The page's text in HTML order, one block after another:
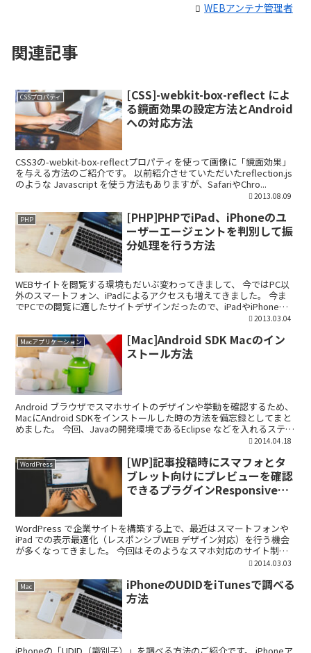
WEBアンテナ管理者
関連記事
CSSプロパティ
[CSS]-webkit-box-reflect によ
る鏡面効果の設定方法とAndroid
への対応方法
CSS3の-webkit-box-reflectプロパティを使って画像に「鏡面効果」
を与える方法のご紹介です。 以前紹介させていただいたreflection.js
のような Javascript を使う方法もありますが、SafariやChro...
2013.08.09
PHP
[PHP]PHPでiPad、iPhoneのユ
ーザーエージェントを判別して振
分処理を行う方法
WEBサイトを閲覧する環境もだいぶ変わってきまして、 今ではPC以
外のスマートフォン、iPadによるアクセスも増えてきました。 今ま
でPCでの閲覧に適したサイトデザインだったので、iPadやiPhone見
2013.03.04
Macアプリケーション
[Mac]Android SDK Macのイン
ストール方法
Android ブラウザでスマホサイトのデザインや挙動を確認するため、
MacにAndroid SDKをインストールした時の方法を備忘録としてまと
めました。 今回、Javaの開発環境であるEclipse などを入れるステッ
2014.04.18
WordPress
[WP]記事投稿時にスマフォとタ
ブレット向けにプレビューを確認
できるプラグインResponsive
WordPress で企業サイトを構築する上で、最近はスマートフォンや
iPad での表示最適化（レスポンシブWEB デザイン対応）を行う機会
が多くなってきました。 今回はそのようなスマホ対応のサイト制作
2014.03.03
Mac
iPhoneのUDIDをiTunesで調べる
方法